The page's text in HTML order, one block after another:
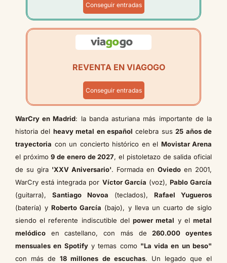
Conseguir entradas
REVENTA EN VIAGOGO
Conseguir entradas
WarCry en Madrid: la banda asturiana más importante de la
historia del heavy metal en español celebra sus25 años de
trayectoria con un concierto histórico en el Movistar Arena
el próximo9 de enero de 2027, el pistoletazo de salida oficial
de su gira 'XXV Aniversario'. Formada en Oviedo en 2001,
WarCry está integrada por Víctor García (voz), Pablo García
(guitarra), Santiago Novoa (teclados), Rafael Yugueros
(batería) yRoberto García (bajo), y lleva un cuarto de siglo
siendo el referente indiscutible delpower metal y elmetal
melódico en castellano, con más de260.000 oyentes
mensuales en Spotifyy temas como "La vida en un beso"
con más de18 millones de escuchas. Un legado que el